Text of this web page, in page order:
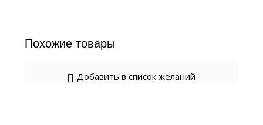
Похожие товары
Добавить в список желаний